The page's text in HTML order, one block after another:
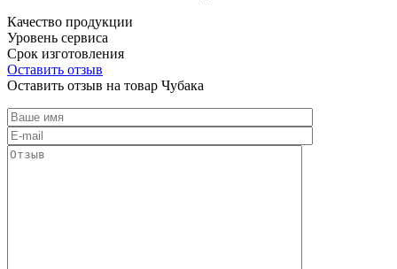
Качество продукции
Уровень сервиса
Срок изготовления
Оставить отзыв
Оставить отзыв на товар Чубака